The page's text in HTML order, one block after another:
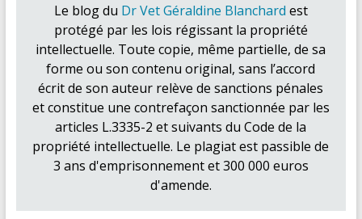
Le blog du Dr Vet Géraldine Blanchard est
protégé par les lois régissant la propriété
intellectuelle. Toute copie, même partielle, de sa
forme ou son contenu original, sans l’accord
écrit de son auteur relève de sanctions pénales
et constitue une contrefaçon sanctionnée par les
articles L.3335-2 et suivants du Code de la
propriété intellectuelle. Le plagiat est passible de
3 ans d'emprisonnement et 300 000 euros
d'amende.